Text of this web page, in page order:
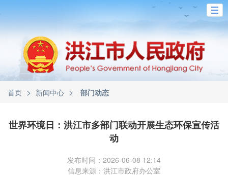
首页 > 新闻中心 > 部门动态
世界环境日：洪江市多部门联动开展生态环保宣传活
动
发布时间：2026-06-08 12:14
信息来源：洪江市政府办公室